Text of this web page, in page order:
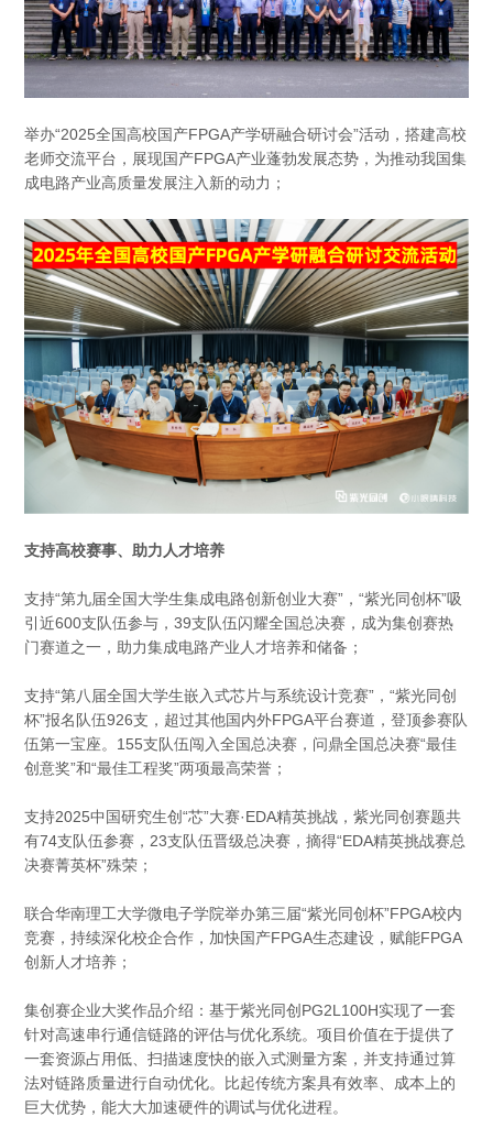
举办“2025全国高校国产FPGA产学研融合研讨会”活动，搭建高校
老师交流平台，展现国产FPGA产业蓬勃发展态势，为推动我国集
成电路产业高质量发展注入新的动力；
支持高校赛事、助力人才培养
支持“第九届全国大学生集成电路创新创业大赛”，“紫光同创杯”吸
引近600支队伍参与，39支队伍闪耀全国总决赛，成为集创赛热
门赛道之一，助力集成电路产业人才培养和储备；
支持“第八届全国大学生嵌入式芯片与系统设计竞赛”，“紫光同创
杯”报名队伍926支，超过其他国内外FPGA平台赛道，登顶参赛队
伍第一宝座。155支队伍闯入全国总决赛，问鼎全国总决赛“最佳
创意奖”和“最佳工程奖”两项最高荣誉；
支持2025中国研究生创“芯”大赛·EDA精英挑战，紫光同创赛题共
有74支队伍参赛，23支队伍晋级总决赛，摘得“EDA精英挑战赛总
决赛菁英杯”殊荣；
联合华南理工大学微电子学院举办第三届“紫光同创杯”FPGA校内
竞赛，持续深化校企合作，加快国产FPGA生态建设，赋能FPGA
创新人才培养；
集创赛企业大奖作品介绍：基于紫光同创PG2L100H实现了一套
针对高速串行通信链路的评估与优化系统。项目价值在于提供了
一套资源占用低、扫描速度快的嵌入式测量方案，并支持通过算
法对链路质量进行自动优化。比起传统方案具有效率、成本上的
巨大优势，能大大加速硬件的调试与优化进程。